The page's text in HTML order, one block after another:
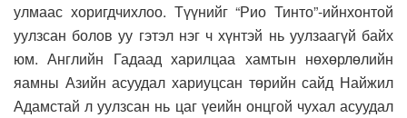
улмаас хоригдчихлоо. Түүнийг “Рио Тинто”-ийнхонтой
уулзсан болов уу гэтэл нэг ч хүнтэй нь уулзаагүй байх
юм. Английн Гадаад харилцаа хамтын нөхөрлөлийн
яамны Азийн асуудал хариуцсан төрийн сайд Найжил
Адамстай л уулзсан нь цаг үеийн онцгой чухал асуудал